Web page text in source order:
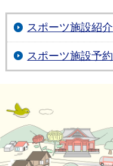
スポーツ施設紹介
スポーツ施設予約